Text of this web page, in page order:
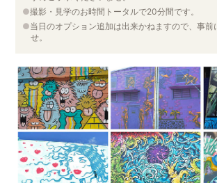
撮影・見学のお時間トータルで20分間です。
当日のオプション追加は出来かねますので、事前
せ。